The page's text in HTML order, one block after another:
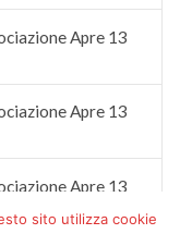
Apre 13
Apre 13
Apre 13
sito utilizza cookie